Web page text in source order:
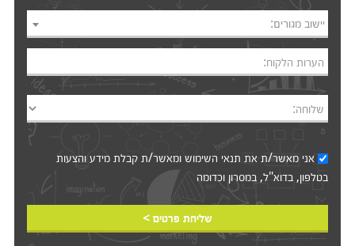
יישוב מגורים:
הערות הלקוח:
שלוחה:
אני מאשר/ת את תנאי השימושומאשר/ת קבלת מידע והצעות
בטלפון, בדוא"ל, במסרון וכדומה‎‎
שליחת פרטים >